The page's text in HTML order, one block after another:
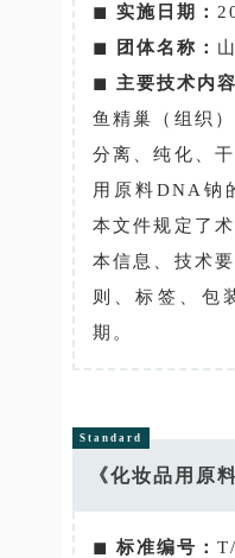
◼ 实施日期：
◼
团体名称：
◼ 主要技术内容
鱼精巢（组织
分离、纯化、
用原料DNA钠
本文件规定了
本信息、技术
则、标签、包
期。
Standard
《化妆品用原
◼ 标准编号：